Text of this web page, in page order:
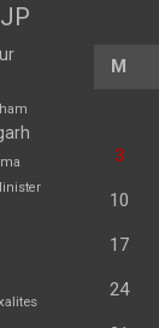
M
3
10
17
24